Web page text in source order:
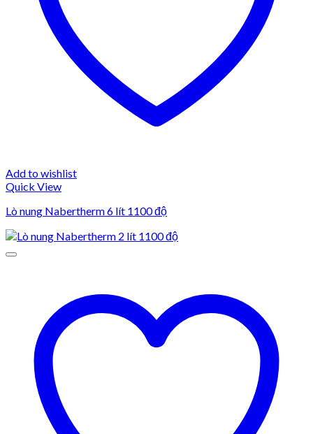
Add to wishlist
Quick View
Lò nung Nabertherm 6 lít 1100 độ